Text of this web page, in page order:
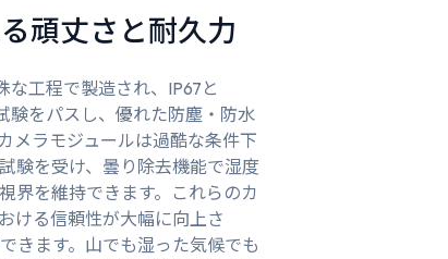
頑丈さと耐久力
な工程で製造され、IP67と
験をパスし、優れた防塵・防水
メラモジュールは過酷な条件下
験を受け、曇り除去機能で湿度
界を維持できます。これらのカ
ける信頼性が大幅に向上さ
きます。山でも湿った気候でも